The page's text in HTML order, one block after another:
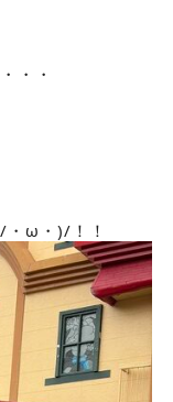
・・
・ω・)/！！